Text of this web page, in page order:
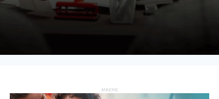
ANNONS